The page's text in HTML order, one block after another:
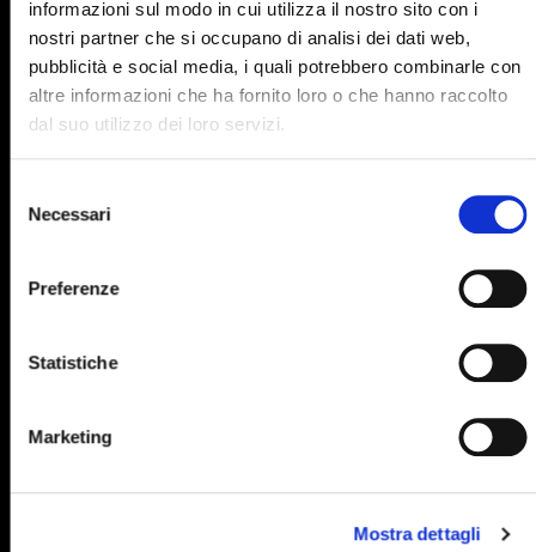
informazioni sul modo in cui utilizza il nostro sito con i
nostri partner che si occupano di analisi dei dati web,
pubblicità e social media, i quali potrebbero combinarle con
altre informazioni che ha fornito loro o che hanno raccolto
dal suo utilizzo dei loro servizi.
delNecessari
Preferenze
Statistiche
Marketing
Mostra dettagli
900
901 902 903
904
905
906 907
915
925
929
940
944
953
954